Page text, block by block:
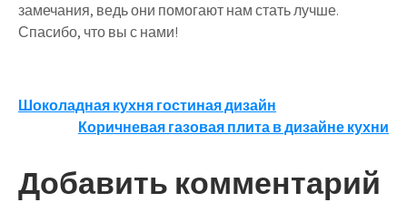
замечания, ведь они помогают нам стать лучше.
Спасибо, что вы с нами!
Навигация
записям
Шоколадная кухня гостиная дизайн
Коричневая газовая плита в дизайне кухни
Добавить комментарий